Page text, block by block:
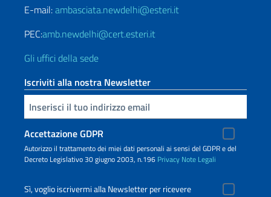
E-mail:ambasciata.newdelhi@esteri.it
PEC:amb.newdelhi@cert.esteri.it
Gli uffici della sede
Iscriviti alla nostra Newsletter
Inserisci la tua email
Accettazione GDPR
Autorizzo il trattamento dei miei dati personali ai sensi del GDPR e del
Decreto Legislativo 30 giugno 2003, n.196 Privacy Note Legali
Sì, voglio iscrivermi alla Newsletter per ricevere